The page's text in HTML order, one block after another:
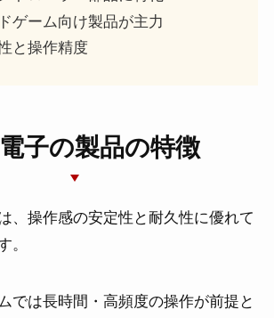
ゲーム向け製品が主力
と操作精度
子の製品の特徴
、操作感の安定性と耐久性に優れて
。
では長時間・高頻度の操作が前提と